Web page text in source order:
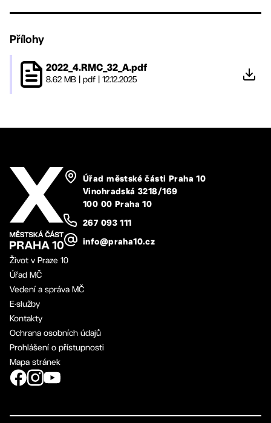
Přílohy
2022_4.RMC_32_A.pdf
8.62 MB pdf 12.12.2025
Úřad městské části Praha 10
Vinohradská 3218/169
100 00 Praha 10
267 093 111
info@praha10.cz
Život v Praze 10
Úřad MČ
Vedení a správa MČ
E-služby
Kontakty
Ochrana osobních údajů
Prohlášení o přístupnosti
Mapa stránek